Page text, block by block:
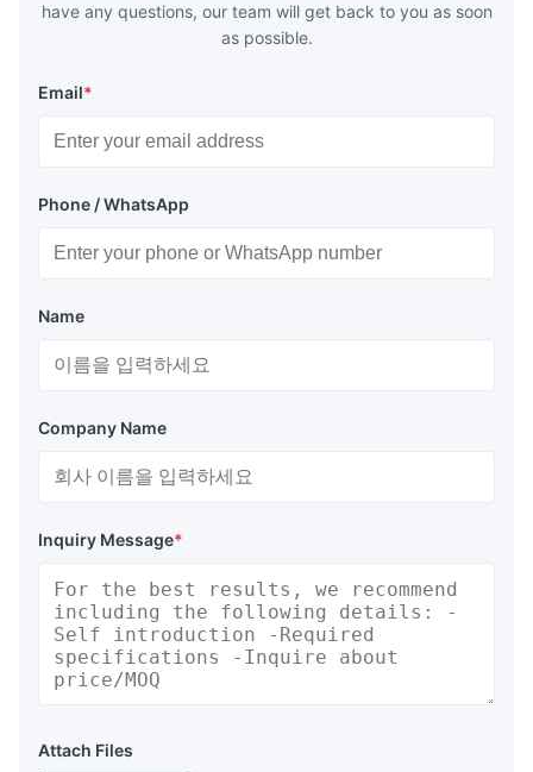
have any questions, our team will get back to you as soon
as possible.
Email*
Phone / WhatsApp
Name
Company Name
Inquiry Message*
Attach Files